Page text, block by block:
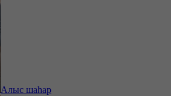
Алыс шаһар